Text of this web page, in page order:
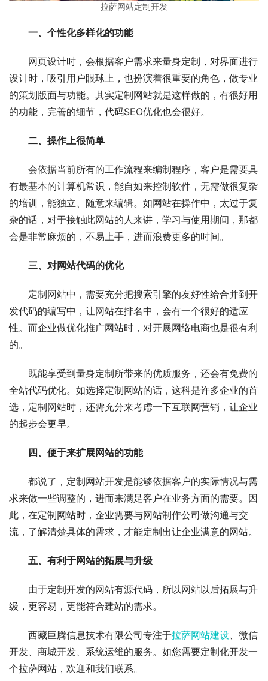
拉萨网站定制开发
一、个性化多样化的功能
网页设计时，会根据客户需求来量身定制，对界面进行
设计时，吸引用户眼球上，也扮演着很重要的角色，做专业
的策划版面与功能。其实定制网站就是这样做的，有很好用
的功能，完善的细节，代码SEO优化也会很好。
二、操作上很简单
会依据当前所有的工作流程来编制程序，客户是需要具
有最基本的计算机常识，能自如来控制软件，无需做很复杂
的培训，能独立、随意来编辑。如网站在操作中，太过于复
杂的话，对于接触此网站的人来讲，学习与使用期间，那都
会是非常麻烦的，不易上手，进而浪费更多的时间。
三、对网站代码的优化
定制网站中，需要充分把搜索引擎的友好性给合并到开
发代码的编写中，让网站在排名中，会有一个很好的适应
性。而企业做优化推广网站时，对开展网络电商也是很有利
的。
既能享受到量身定制所带来的优质服务，还会有免费的
全站代码优化。如选择定制网站的话，这科是许多企业的首
选，定制网站时，还需充分来考虑一下互联网营销，让企业
的起步会更早。
四、便于来扩展网站的功能
都说了，定制网站开发是能够依据客户的实际情况与需
求来做一些调整的，进而来满足客户在业务方面的需要。因
此，在定制网站时，企业需要与网站制作公司做沟通与交
流，了解清楚具体的需求，才能定制出让企业满意的网站。
五、有利于网站的拓展与升级
由于定制开发的网站有源代码，所以网站以后拓展与升
级，更容易，更能符合建站的需求。
西藏巨腾信息技术有限公司专注于拉萨网站建设、微信
开发、商城开发、系统运维的服务。如您需要定制化开发一
个拉萨网站，欢迎和我们联系。